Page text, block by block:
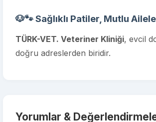
🐶🐾 Sağlıklı Patiler, Mutlu
TÜRK-VET. Veteriner Kliniği, evcil
doğru adreslerden biridir.
Yorumlar &